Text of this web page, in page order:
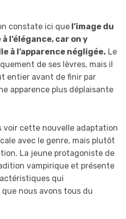
constate ici que l’image du
l’élégance, car on y
à l’apparence négligée. Le
de ses lèvres, mais il
entier avant de finir par
apparence plus déplaisante
voir cette nouvelle adaptation
avec le genre, mais plutôt
La jeune protagoniste de
vampirique et présente
qui
nous avons tous du